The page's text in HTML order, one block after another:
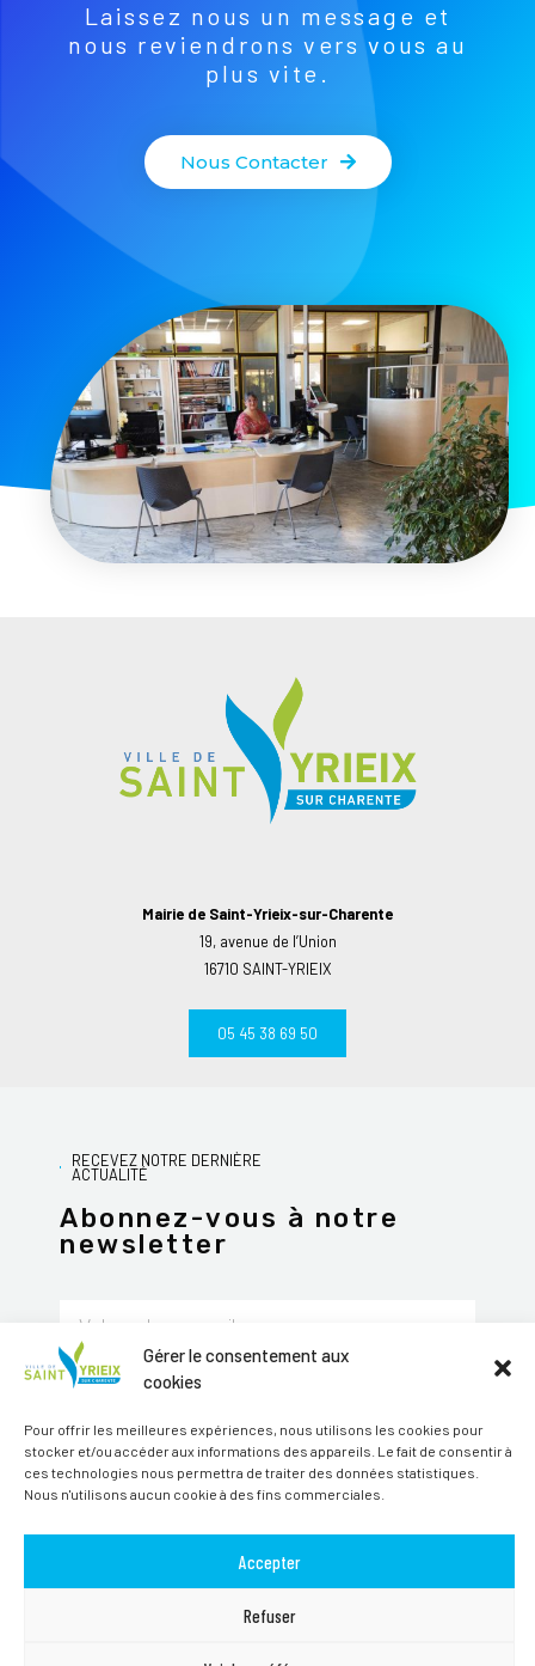
Gérer le consentement aux
cookies
Pour offrir les meilleures expériences, nous utilisons les cookies pour
stocker et/ou accéder aux informations des appareils. Le fait de consentir à
ces technologies nous permettra de traiter des données statistiques.
Nous n'utilisons aucun cookie à des fins commerciales.
Accepter
Refuser
Laissez nous un message et
nous reviendrons vers vous au
plus vite.
Nous Contacter
Mairie de Saint-Yrieix-sur-Charente
19, avenue de l’Union
16710 SAINT-YRIEIX
05 45 38 69 50
RECEVEZ NOTRE DERNIÈRE
ACTUALITÉ
Abonnez-vous à notre
newsletter
Alternative:
Suivez-nous sur les réseaux sociaux
PAR
MAGINEO